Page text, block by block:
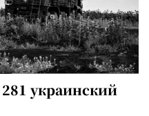
украинский